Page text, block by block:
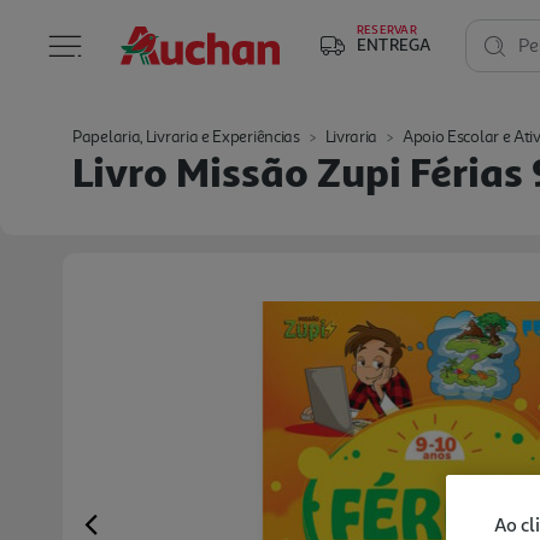
RESERVAR
ENTREGA
Papelaria, Livraria e Experiências Livraria Apoio Escolar e
Livro Missão Zupi Férias
Ao